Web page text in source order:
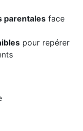
parentales face
pour repérer